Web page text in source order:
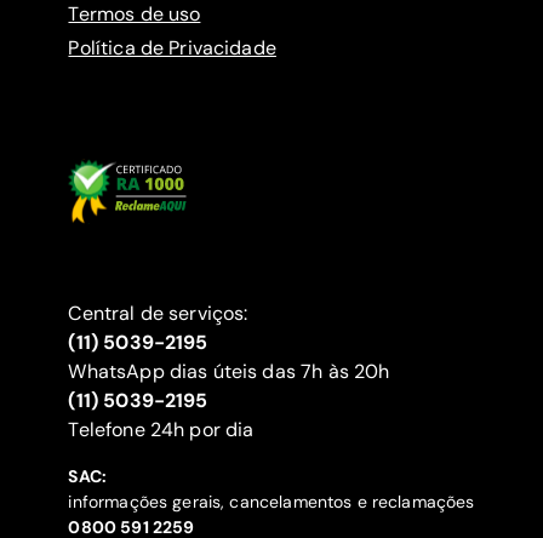
Termos de uso
Política de Privacidade
Central de serviços:
(11) 5039-2195
WhatsApp dias úteis das 7h às 20h
(11) 5039-2195
‍Telefone 24h por dia
SAC:
informações gerais, cancelamentos e reclamações
‍0800 591 2259